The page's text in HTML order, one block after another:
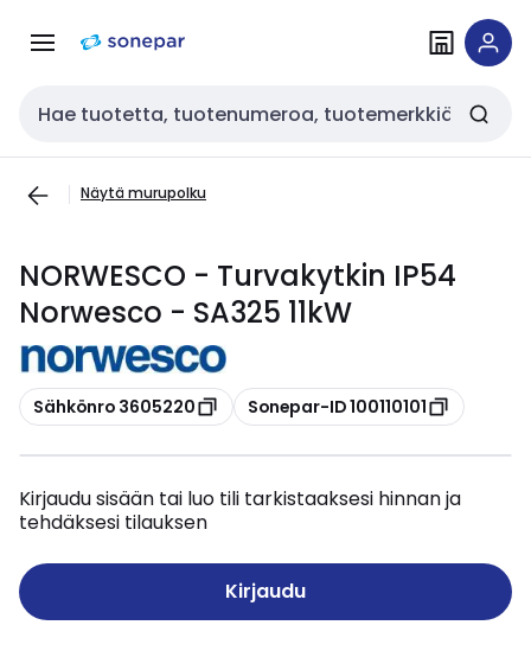
navigointiinsisältöön
Haku
Näytä murupolku
NORWESCO - Turvakytkin IP54
Norwesco - SA325 11kW
Kopioi
Sähkönro 3605220 Kopioi
Sonepar-ID 100110101
Kirjaudu sisään tai luo tili tarkistaaksesi hinnan ja
tehdäksesi tilauksen
Kirjaudu